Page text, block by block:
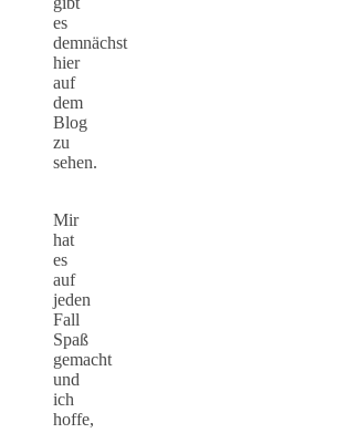
es
demnächst
hier
auf
dem
Blog
zu
sehen.
Mir
hat
es
auf
jeden
Fall
Spaß
gemacht
und
ich
hoffe,